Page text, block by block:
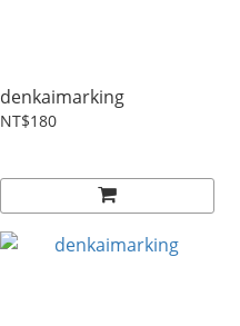
denkaimarking
NT$180